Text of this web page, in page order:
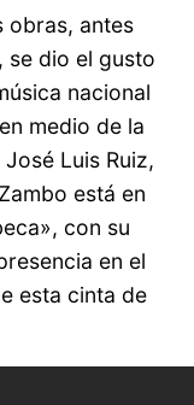
obras, antes
se dio el gusto
nacional
medio de la
Luis Ruiz,
está en
con su
en el
esta cinta de